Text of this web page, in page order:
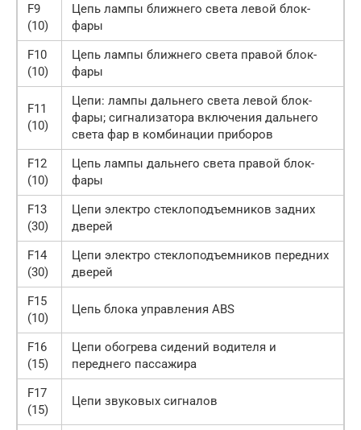
F9
(10)
Цепь лампы ближнего света левой блок-
фары
F10
(10)
Цепь лампы ближнего света правой блок-
фары
F11
(10)
Цепи: лампы дальнего света левой блок-
фары; сигнализатора включения дальнего
света фар в комбинации приборов
F12
(10)
Цепь лампы дальнего света правой блок-
фары
F13
(30)
Цепи электро стеклоподъемников задних
дверей
F14
(30)
Цепи электро стеклоподъемников передних
дверей
F15
(10)
Цепь блока управления ABS
F16
(15)
Цепи обогрева сидений водителя и
переднего пассажира
F17
(15)
Цепи звуковых сигналов